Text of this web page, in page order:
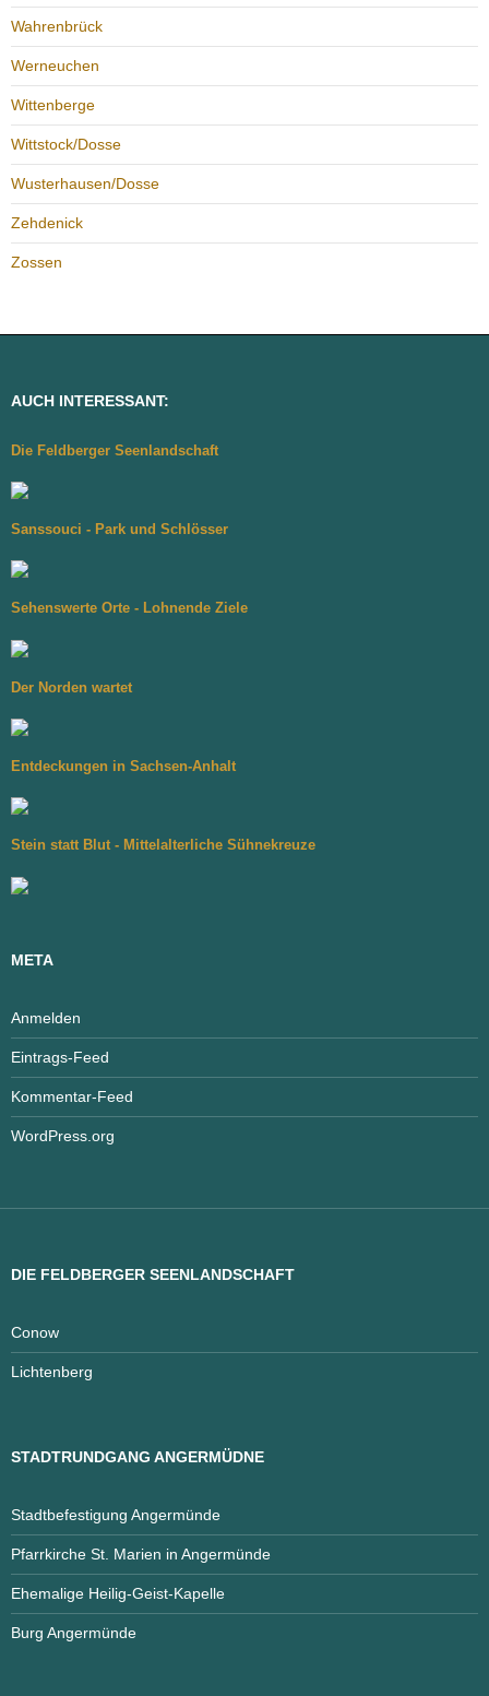
Wahrenbrück
Werneuchen
Wittenberge
Wittstock/Dosse
Wusterhausen/Dosse
Zehdenick
Zossen
AUCH INTERESSANT:
Die Feldberger Seenlandschaft
Sanssouci - Park und Schlösser
Sehenswerte Orte - Lohnende Ziele
Der Norden wartet
Entdeckungen in Sachsen-Anhalt
Stein statt Blut - Mittelalterliche Sühnekreuze
META
Anmelden
Eintrags-Feed
Kommentar-Feed
WordPress.org
DIE FELDBERGER SEENLANDSCHAFT
Conow
Lichtenberg
STADTRUNDGANG ANGERMÜDNE
Stadtbefestigung Angermünde
Pfarrkirche St. Marien in Angermünde
Ehemalige Heilig-Geist-Kapelle
Burg Angermünde